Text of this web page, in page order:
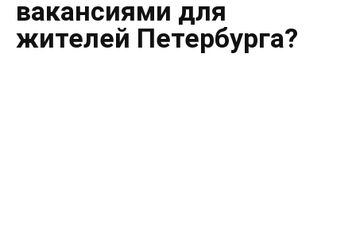
вакансиями для
жителей Петербурга?